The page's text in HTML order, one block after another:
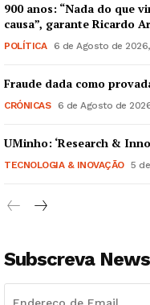
900 anos: “Nada do que
causa”, garante Ricardo
POLÍTICA 6 de Agosto de 2026,
Fraude dada como
CRÓNICAS 6 de Agosto de
UMinho: ‘Research &
TECNOLOGIA & INOVAÇÃO 5
Subscreva